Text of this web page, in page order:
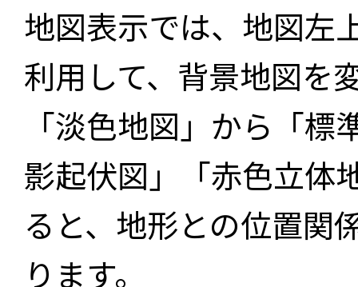
地図表示では、地図左
利用して、背景地図を
「淡色地図」から「
影起伏図」「赤色立体
ると、地形との位置関
ります。